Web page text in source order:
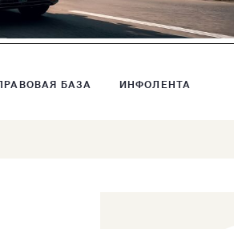
ПРАВОВАЯ БАЗА ИНФОЛЕНТА